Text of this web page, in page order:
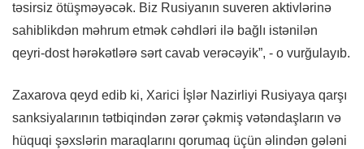
təsirsiz ötüşməyəcək. Biz Rusiyanın suveren aktivlərinə
sahiblikdən məhrum etmək cəhdləri ilə bağlı istənilən
qeyri-dost hərəkətlərə sərt cavab verəcəyik”, - o vurğulayıb.
Zaxarova qeyd edib ki, Xarici İşlər Nazirliyi Rusiyaya qarşı
sanksiyalarının tətbiqindən zərər çəkmiş vətəndaşların və
hüquqi şəxslərin maraqlarını qorumaq üçün əlindən gələni